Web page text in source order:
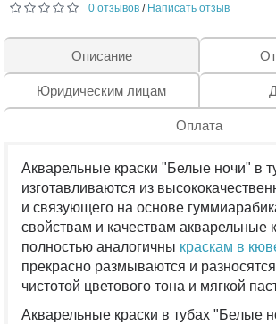
0 отзывов / Написать отзыв
Описание
Юридическим лицам
Оплата
Акварельные краски "Белые ночи" в
изготавливаются из
и связующего на основе
свойствам и качествам акварельные
полностью аналогичны краскам в
прекрасно размываются и
чистотой цветового тона и мягкой
Акварельные краски в тубах "Белые